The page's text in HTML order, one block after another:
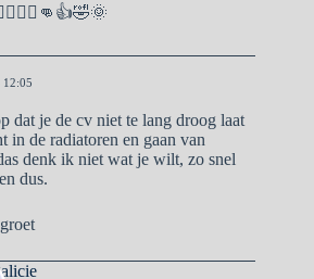
12:05
dat je de cv niet te lang droog laat
in de radiatoren en gaan van
denk ik niet wat je wilt, zo snel
dus.